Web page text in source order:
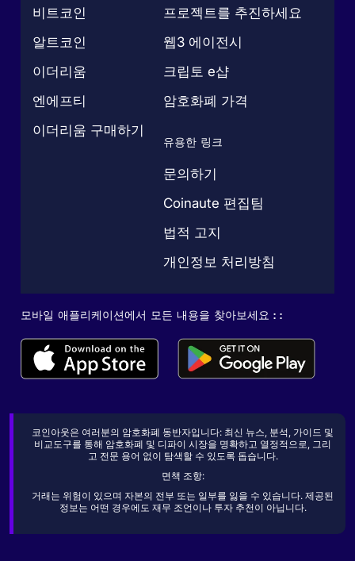
비트코인
알트코인
이더리움
엔에프티
이더리움 구매하기
프로젝트를 추진하세요
웹3 에이전시
크립토 e샵
암호화폐 가격
유용한 링크
문의하기
Coinaute 편집팀
법적 고지
개인정보 처리방침
모바일 애플리케이션에서 모든 내용을 찾아보세요 : :
코인아웃은 여러분의 암호화폐 동반자입니다: 최신 뉴스, 분석, 가이드 및
비교도구를 통해 암호화폐 및 디파이 시장을 명확하고 열정적으로, 그리
고 전문 용어 없이 탐색할 수 있도록 돕습니다.
면책 조항:
거래는 위험이 있으며 자본의 전부 또는 일부를 잃을 수 있습니다. 제공된
정보는 어떤 경우에도 재무 조언이나 투자 추천이 아닙니다.